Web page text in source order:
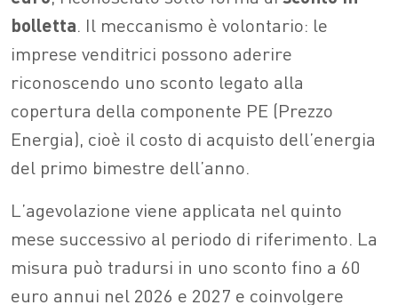
bolletta. Il meccanismo è volontario: le
imprese venditrici possono aderire
riconoscendo uno sconto legato alla
copertura della componente PE (Prezzo
Energia), cioè il costo di acquisto dell’energia
del primo bimestre dell’anno.
L’agevolazione viene applicata nel quinto
mese successivo al periodo di riferimento. La
misura può tradursi in uno sconto fino a 60
euro annui nel 2026 e 2027 e coinvolgere